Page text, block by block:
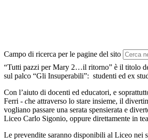
Campo di ricerca per le pagine del sito
“Tutti pazzi per Mary 2…il ritorno” è il titolo
sul palco “Gli Insuperabili”: studenti ed ex
Con l’aiuto di docenti ed educatori, e
Ferri - che attraverso lo stare insieme, il
vogliano passare una serata spensierata e
Liceo Carlo Sigonio, oppure direttamente in
Le prevendite saranno disponibili al Liceo nei